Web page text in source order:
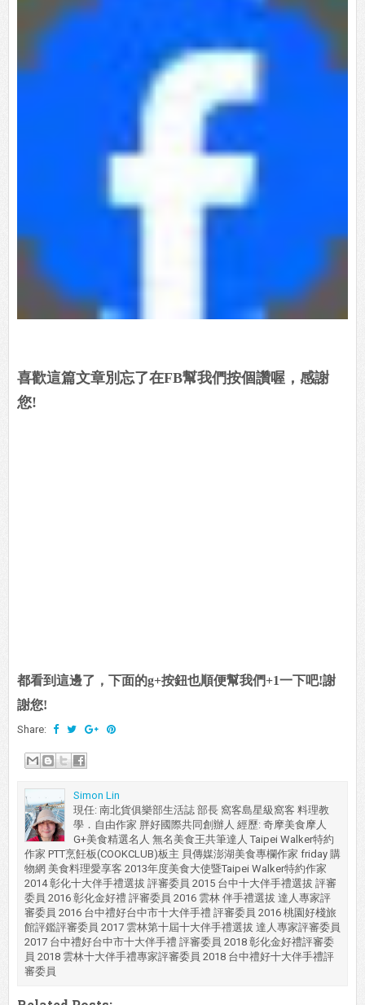
喜歡這篇文章別忘了在FB幫我們按個讚喔，感謝
您!
都看到這邊了，下面的g+按鈕也順便幫我們+1一下吧!謝
謝您!
Share:
Simon Lin
現任: 南北貨俱樂部生活誌 部長 窩客島星級窩客 料理教
學．自由作家 胖好國際共同創辦人 經歷: 奇摩美食摩人
G+美食精選名人 無名美食王共筆達人 Taipei Walker特約
作家 PTT烹飪板(COOKCLUB)板主 貝傳媒澎湖美食專欄作家 friday 購
物網 美食料理愛享客 2013年度美食大使暨Taipei Walker特約作家
2014 彰化十大伴手禮選拔 評審委員 2015 台中十大伴手禮選拔 評審
委員 2016 彰化金好禮 評審委員 2016 雲林 伴手禮選拔 達人專家評
審委員 2016 台中禮好台中市十大伴手禮 評審委員 2016 桃園好棧旅
館評鑑評審委員 2017 雲林第十屆十大伴手禮選拔 達人專家評審委員
2017 台中禮好台中市十大伴手禮 評審委員 2018 彰化金好禮評審委
員 2018 雲林十大伴手禮專家評審委員 2018 台中禮好十大伴手禮評
審委員